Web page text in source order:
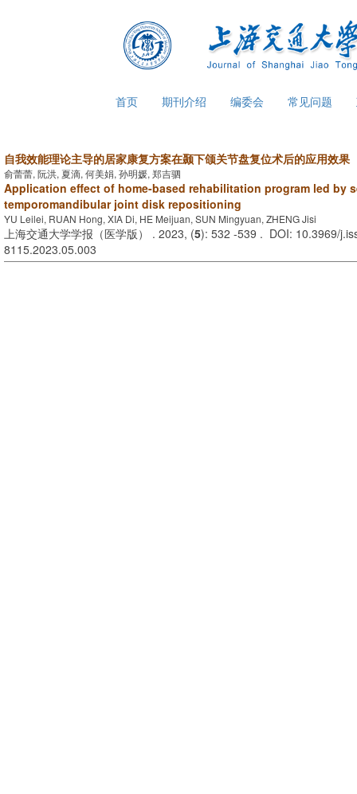
首页 期刊介绍 编委会 常见问题
自我效能理论主导的居家康复方案在颞下颌关节盘复位术后的应用效果
俞蕾蕾, 阮洪, 夏滴, 何美娟, 孙明媛, 郑吉驷
Application effect of home-based rehabilitation program led by
temporomandibular joint disk repositioning
YU Leilei, RUAN Hong, XIA Di, HE Meijuan, SUN Mingyuan, ZHENG Jisi
上海交通大学学报（医学版） . 2023, (5): 532 -539 . DOI: 10.3969/
8115.2023.05.003